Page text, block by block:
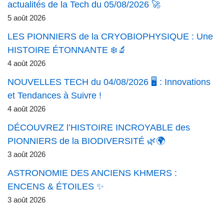
actualités de la Tech du 05/08/2026 🚀
5 août 2026
LES PIONNIERS de la CRYOBIOPHYSIQUE : Une
HISTOIRE ÉTONNANTE ❄️🔬
4 août 2026
NOUVELLES TECH du 04/08/2026 🖥️ : Innovations
et Tendances à Suivre !
4 août 2026
DÉCOUVREZ l’HISTOIRE INCROYABLE des
PIONNIERS de la BIODIVERSITÉ 🌿🌍
3 août 2026
ASTRONOMIE DES ANCIENS KHMERS :
ENCENS & ÉTOILES ✨
3 août 2026